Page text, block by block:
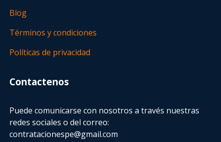
Blog
Términos y condiciones
Políticas de privacidad
Contactenos
Puede comunicarse con nosotros a través nuestras
redes sociales o del correo:
contratacionespe@gmail.com